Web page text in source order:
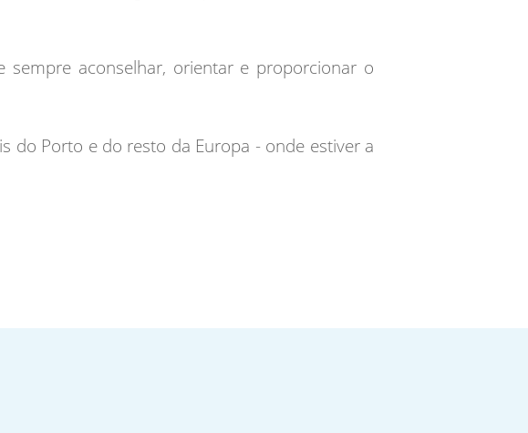
sempre aconselhar, orientar e proporcionar o
do Porto e do resto da Europa - onde estiver a